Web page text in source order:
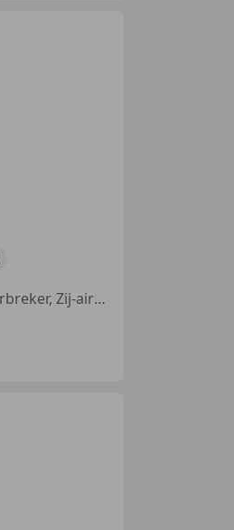
Met onderhoudshistorie, Alarm, Trekhaak, Boordcomputer, Elektrische ramen, ABS, Startonderbreker, Zij-airbags